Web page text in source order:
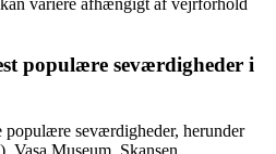
populære seværdigheder i
seværdigheder, herunder
Vasa Museum, Skansen